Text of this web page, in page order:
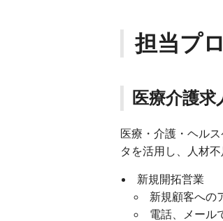
担当プ
医療介護
医療・介護・ヘル
タを活用し、人材
新規開拓営業
新規顧客への
電話、メール